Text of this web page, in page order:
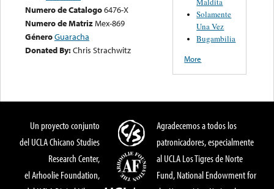
Numero de Catalogo6476-X
Numero de MatrizMex-869
GéneroGuaracha
Donated By:Chris Strachwitz
Solamente
Una Vez
Bugambilia
More
Un proyecto conjunto
del UCLA Chicano Studies
Research Center,
el Arhoolie Foundation,
Agradecemos a todos los
patronicadores, especialmente
al UCLA Los Tigres de Norte
Fund, National Endowment for